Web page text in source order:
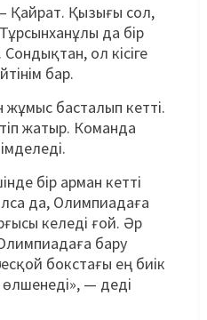
Қайрат. Қызығы сол,
да бір
ол кісіге
бар.
басталып кетті.
жатыр. Команда
бір арман кетті
да, Олимпиадаға
келеді ғой. Әр
бару
бокстағы ең биік
— деді